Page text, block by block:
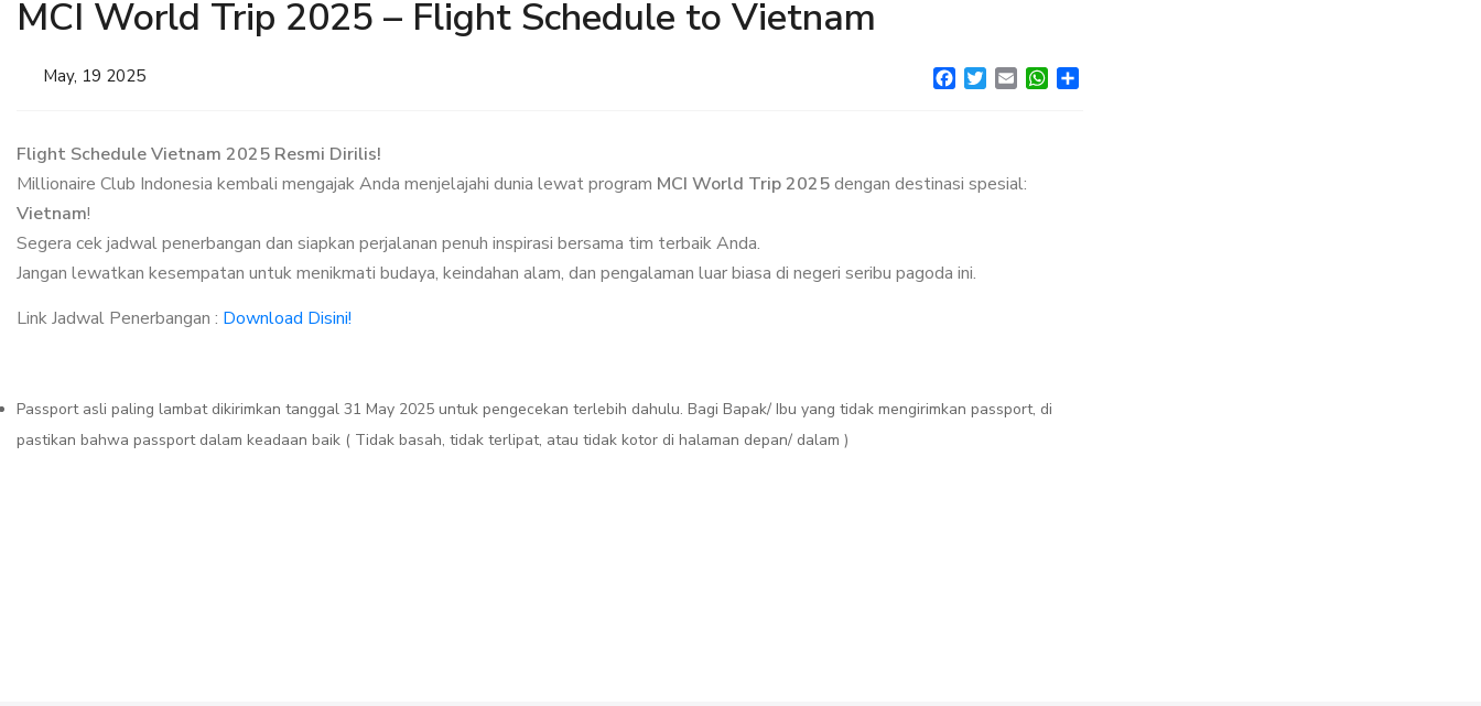
MCI World Trip 2025 – Flight Schedule to Vietnam
May, 19 2025 FacebookTwitter
Email WhatsApp
Flight Schedule Vietnam 2025 Resmi Dirilis!
Millionaire Club Indonesia kembali mengajak Anda menjelajahi dunia lewat program MCI World Trip 2025dengan destinasi spesial:
Vietnam!
Segera cek jadwal penerbangan dan siapkan perjalanan penuh inspirasi bersama tim terbaik Anda.
Jangan lewatkan kesempatan untuk menikmati budaya, keindahan alam, dan pengalaman luar biasa di negeri seribu pagoda ini.
Link Jadwal Penerbangan : Download Disini!
Passport asli paling lambat dikirimkan tanggal 31 May 2025 untuk pengecekan terlebih dahulu. Bagi Bapak/ Ibu yang tidak mengirimkan passport, di
pastikan bahwa passport dalam keadaan baik ( Tidak basah, tidak terlipat, atau tidak kotor di halaman depan/ dalam )